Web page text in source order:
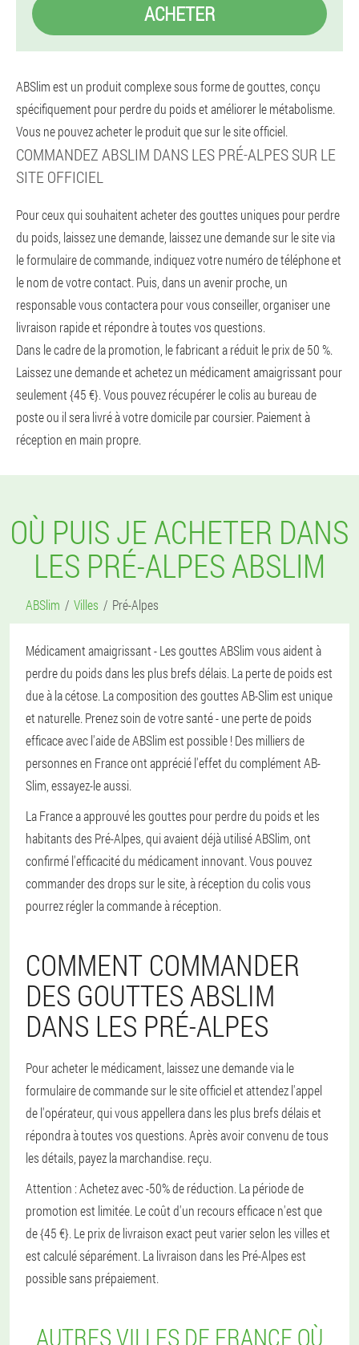
ACHETER
ABSlim est un produit complexe sous forme de gouttes, conçu
spécifiquement pour perdre du poids et améliorer le métabolisme.
Vous ne pouvez acheter le produit que sur le site officiel.
COMMANDEZ ABSLIM DANS LES PRÉ-ALPES SUR LE
SITE OFFICIEL
Pour ceux qui souhaitent acheter des gouttes uniques pour perdre
du poids, laissez une demande, laissez une demande sur le site via
le formulaire de commande, indiquez votre numéro de téléphone et
le nom de votre contact. Puis, dans un avenir proche, un
responsable vous contactera pour vous conseiller, organiser une
livraison rapide et répondre à toutes vos questions.
Dans le cadre de la promotion, le fabricant a réduit le prix de 50 %.
Laissez une demande et achetez un médicament amaigrissant pour
seulement {45 €}. Vous pouvez récupérer le colis au bureau de
poste ou il sera livré à votre domicile par coursier. Paiement à
réception en main propre.
OÙ PUIS JE ACHETER DANS
LES PRÉ-ALPES ABSLIM
ABSlim Villes Pré-Alpes
Médicament amaigrissant - Les gouttes ABSlim vous aident à
perdre du poids dans les plus brefs délais. La perte de poids est
due à la cétose. La composition des gouttes AB-Slim est unique
et naturelle. Prenez soin de votre santé - une perte de poids
efficace avec l'aide de ABSlim est possible ! Des milliers de
personnes en France ont apprécié l'effet du complément AB-
Slim, essayez-le aussi.
La France a approuvé les gouttes pour perdre du poids et les
habitants des Pré-Alpes, qui avaient déjà utilisé ABSlim, ont
confirmé l'efficacité du médicament innovant. Vous pouvez
commander des drops sur le site, à réception du colis vous
pourrez régler la commande à réception.
COMMENT COMMANDER
DES GOUTTES ABSLIM
DANS LES PRÉ-ALPES
Pour acheter le médicament, laissez une demande via le
formulaire de commande sur le site officiel et attendez l'appel
de l'opérateur, qui vous appellera dans les plus brefs délais et
répondra à toutes vos questions. Après avoir convenu de tous
les détails, payez la marchandise. reçu.
Attention : Achetez avec -50% de réduction. La période de
promotion est limitée. Le coût d'un recours efficace n'est que
de {45 €}. Le prix de livraison exact peut varier selon les villes et
est calculé séparément. La livraison dans les Pré-Alpes est
possible sans prépaiement.
AUTRES VILLES DE FRANCE OÙ